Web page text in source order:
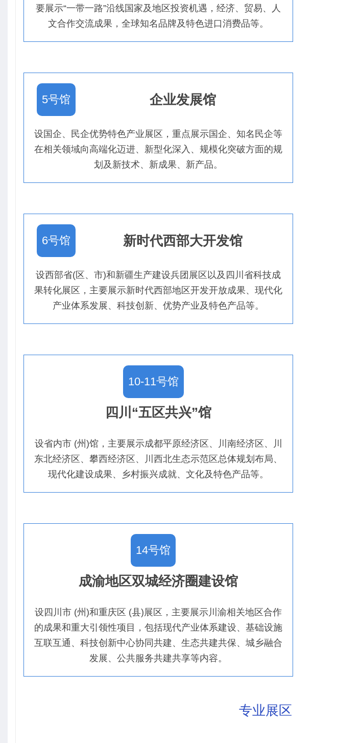
要展示“一带一路”沿线国家及地区投资机遇，经济、贸易、人
文合作交流成果，全球知名品牌及特色进口消费品等。
5号馆 企业发展馆
设国企、民企优势特色产业展区，重点展示国企、知名民企等
在相关领域向高端化迈进、新型化深入、规模化突破方面的规
划及新技术、新成果、新产品。
6号馆 新时代西部大开发馆
设西部省(区、市)和新疆生产建设兵团展区以及四川省科技成
果转化展区，主要展示新时代西部地区开发开放成果、现代化
产业体系发展、科技创新、优势产业及特色产品等。
10-11号馆
四川“五区共兴”馆
设省内市 (州)馆，主要展示成都平原经济区、川南经济区、川
东北经济区、攀西经济区、川西北生态示范区总体规划布局、
现代化建设成果、乡村振兴成就、文化及特色产品等。
14号馆
成渝地区双城经济圈建设馆
设四川市 (州)和重庆区 (县)展区，主要展示川渝相关地区合作
的成果和重大引领性项目，包括现代产业体系建设、基础设施
互联互通、科技创新中心协同共建、生态共建共保、城乡融合
发展、公共服务共建共享等内容。
专业展区